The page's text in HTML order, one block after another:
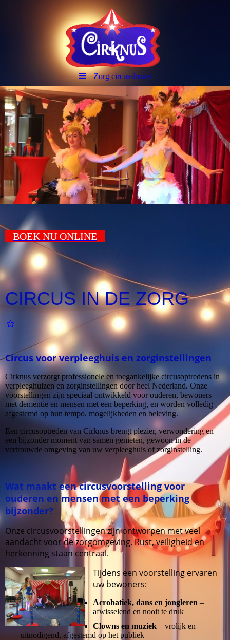
Zorg circusshows
.
.
BOEK NU ONLINE
CIRCUS IN DE ZORG
Circus voor verpleeghuis en zorginstellingen
Cirknus verzorgt professionele en toegankelijke circusoptredens in
verpleeghuizen en zorginstellingen door heel Nederland. Onze
voorstellingen zijn speciaal ontwikkeld voor ouderen, bewoners
met dementie en mensen met een beperking, en worden volledig
afgestemd op hun tempo, mogelijkheden en beleving.
Een circusoptreden van Cirknus brengt plezier, verwondering en
een bijzonder moment van samen genieten, gewoon in de
vertrouwde omgeving van uw verpleeghuis of zorginstelling.
Wat maakt een circusvoorstelling voor
ouderen en mensen met een beperking
bijzonder?
Onze circusvoorstellingen zijn ontworpen met veel
aandacht voor de zorgomgeving. Rust, veiligheid en
herkenning staan centraal.
Tijdens een voorstelling ervaren
uw bewoners:
Acrobatiek, dans en jongleren –
afwisselend en nooit te druk
Clowns en muziek– vrolijk en
uitnodigend, afgestemd op het publiek